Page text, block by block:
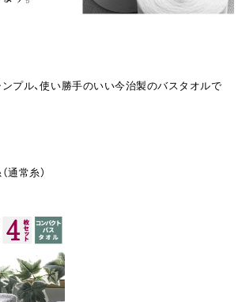
プル、使い勝手のいい今治製のバスタオルで
常糸）